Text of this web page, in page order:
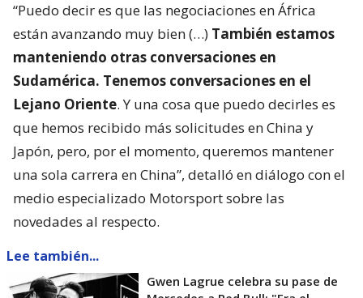
“Puedo decir es que las negociaciones en África
están avanzando muy bien (…) También estamos
manteniendo otras conversaciones en
Sudamérica. Tenemos conversaciones en el
Lejano Oriente. Y una cosa que puedo decirles es
que hemos recibido más solicitudes en China y
Japón, pero, por el momento, queremos mantener
una sola carrera en China”, detalló en diálogo con el
medio especializado Motorsport sobre las
novedades al respecto.
Lee también...
Gwen Lagrue celebra su pase de